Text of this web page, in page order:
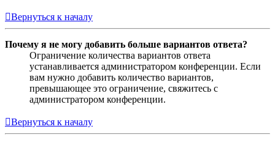
Вернуться к началу
Почему я не могу добавить больше вариантов ответа?
Ограничение количества вариантов ответа
устанавливается администратором конференции. Если
вам нужно добавить количество вариантов,
превышающее это ограничение, свяжитесь с
администратором конференции.
Вернуться к началу